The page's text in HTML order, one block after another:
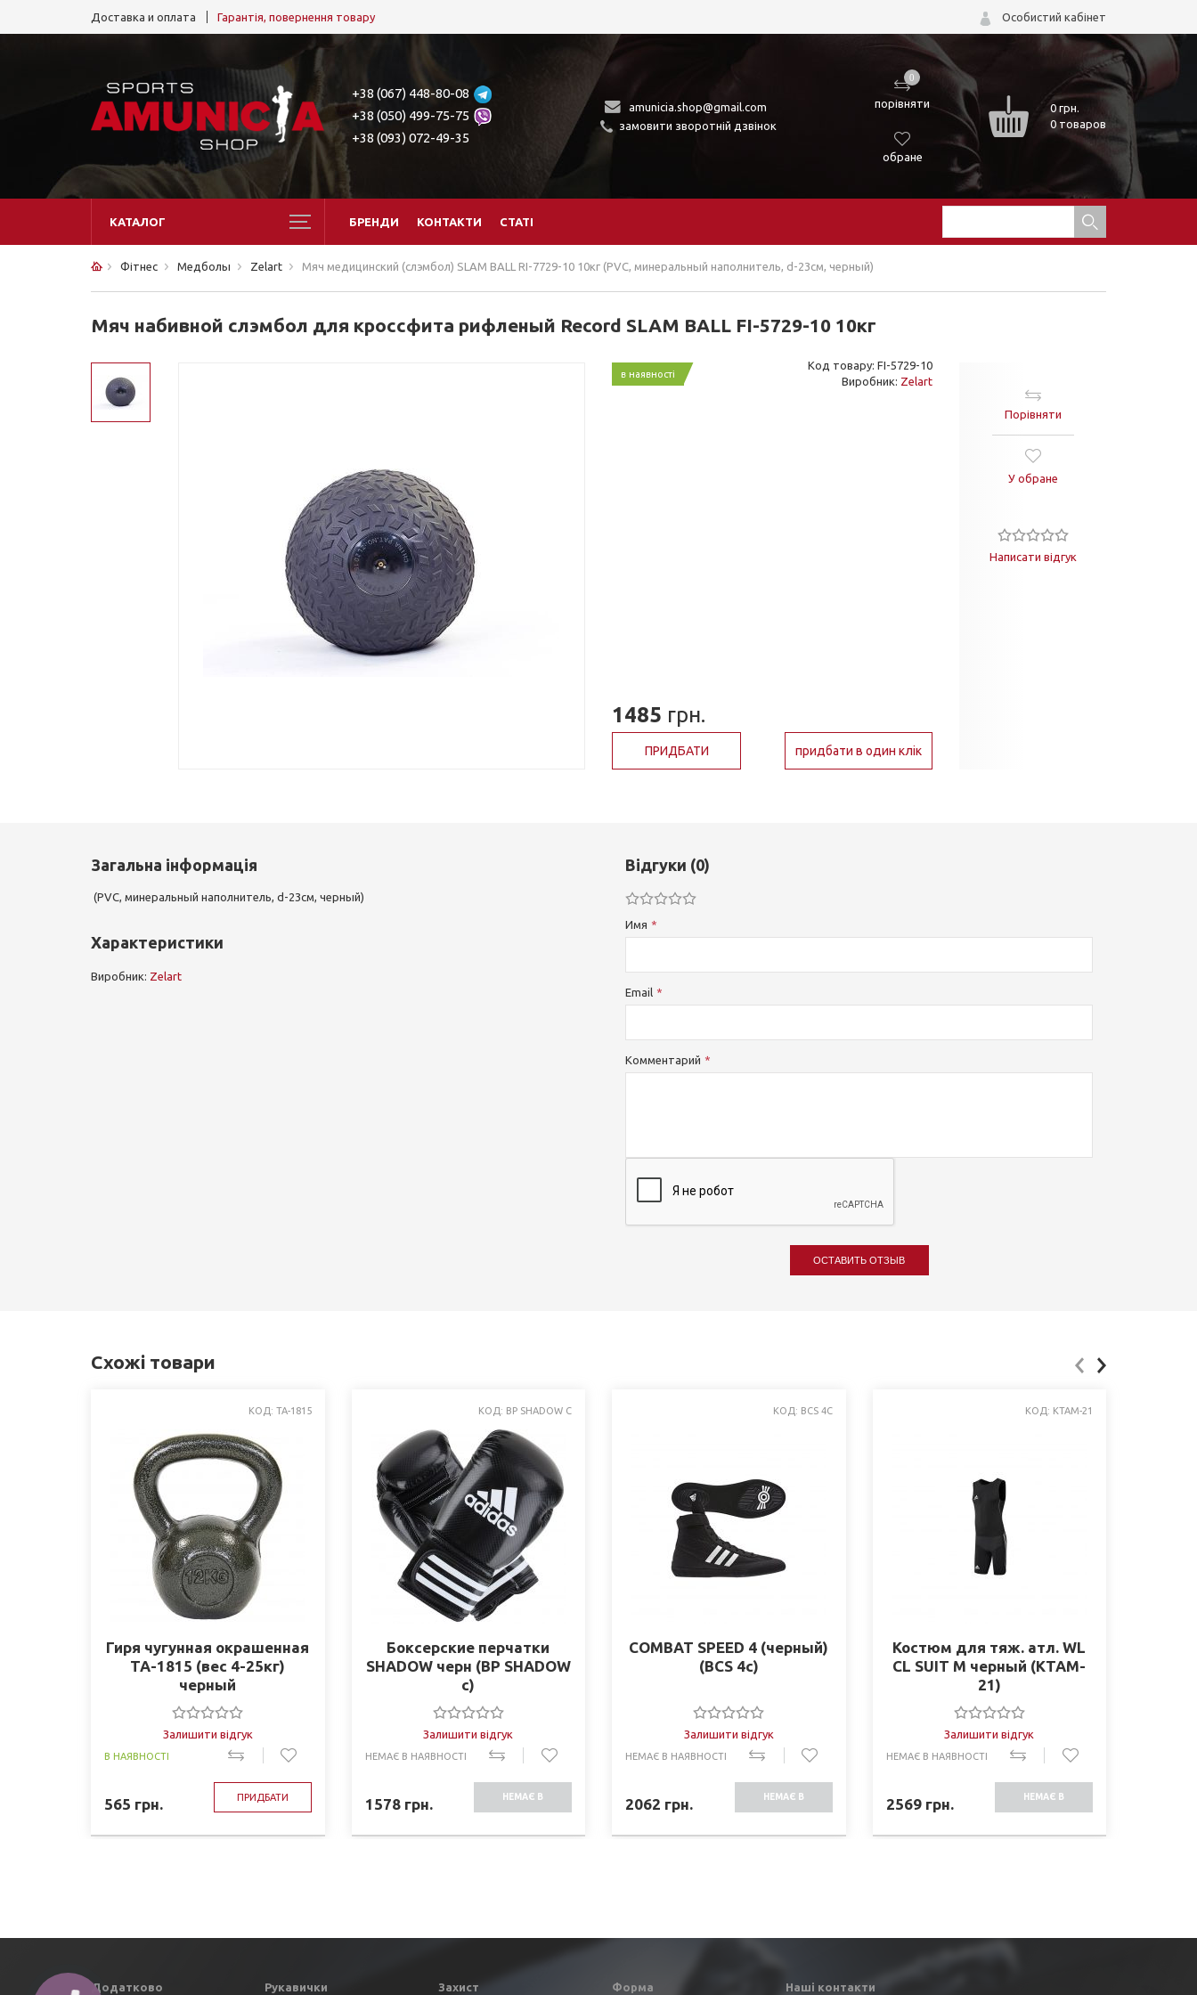
Доставка и оплата Гарантія, повернення товару Особистий кабінет
+38 (067) 448-80-08
+38 (050) 499-75-75
+38 (093) 072-49-35
amunicia.shop@gmail.com
замовити зворотній дзвінок
0
порівняти
обране
0грн.
0 товаров
КАТАЛОГ БРЕНДИ КОНТАКТИ СТАТІ
Фітнес Медболы Zelart Мяч медицинский (слэмбол) SLAM BALL RI-7729-10 10кг (PVC, минеральный наполнитель, d-23см, черный)
Мяч набивной слэмбол для кроссфита рифленый Record SLAM BALL FI-5729-10 10кг
в наявності
Код товару: FI-5729-10
Виробник: Zelart
1485 грн.
ПРИДБАТИ придбати в один клік
Порівняти
У обране
Написати відгук
Загальна інформація
(PVC, минеральный наполнитель, d-23см, черный)
Характеристики
Виробник: Zelart
Відгуки (0)
Имя
Email
Комментарий
ОСТАВИТЬ ОТЗЫВ
Схожі товари
КОД: TA-1815
Гиря чугунная окрашенная
TA-1815 (вес 4-25кг)
черный
Залишити відгук
В НАЯВНОСТІ
565 грн. ПРИДБАТИ
КОД: BP SHADOW C
Боксерские перчатки
SHADOW черн (BP SHADOW
c)
Залишити відгук
НЕМАЄ В НАЯВНОСТІ
1578грн. НЕМАЄ В
КОД: BCS 4C
COMBAT SPEED 4 (черный)
(BCS 4c)
Залишити відгук
НЕМАЄ В НАЯВНОСТІ
2062 грн. НЕМАЄ В
КОД: KTAM-21
Костюм для тяж. атл. WL
CL SUIT M черный (KTAM-
21)
Залишити відгук
НЕМАЄ В НАЯВНОСТІ
2569грн. НЕМАЄ В
Додатково Рукавички Захист Форма Наші контакти